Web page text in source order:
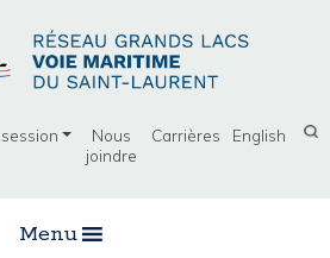
Nous
joindre
Carrières English
Menu